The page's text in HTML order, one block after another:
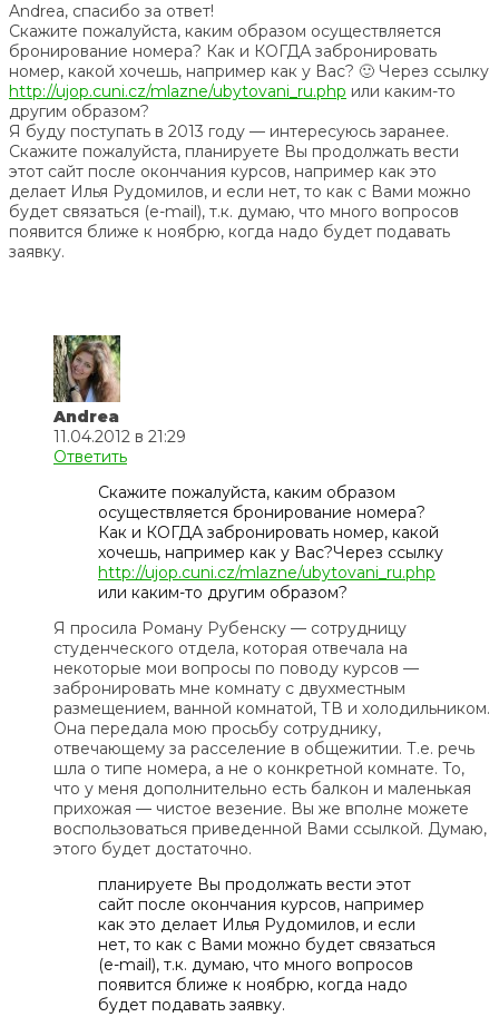
Andrea, спасибо за ответ!
Скажите пожалуйста, каким образом осуществляется
бронирование номера? Как и КОГДА забронировать
номер, какой хочешь, например как у Вас? 🙂 Через ссылку
http://ujop.cuni.cz/mlazne/ubytovani_ru.php или каким-то
другим образом?
Я буду поступать в 2013 году — интересуюсь заранее.
Скажите пожалуйста, планируете Вы продолжать вести
этот сайт после окончания курсов, например как это
делает Илья Рудомилов, и если нет, то как с Вами можно
будет связаться (e-mail), т.к. думаю, что много вопросов
появится ближе к ноябрю, когда надо будет подавать
заявку.
Andrea
11.04.2012 в 21:29
Ответить
Скажите пожалуйста, каким образом
осуществляется бронирование номера?
Как и КОГДА забронировать номер, какой
хочешь, например как у Вас?Через ссылку
http://ujop.cuni.cz/mlazne/ubytovani_ru.php
или каким-то другим образом?
Я просила Роману Рубенску — сотрудницу
студенческого отдела, которая отвечала на
некоторые мои вопросы по поводу курсов —
забронировать мне комнату с двухместным
размещением, ванной комнатой, ТВ и холодильником.
Она передала мою просьбу сотруднику,
отвечающему за расселение в общежитии. Т.е. речь
шла о типе номера, а не о конкретной комнате. То,
что у меня дополнительно есть балкон и маленькая
прихожая — чистое везение. Вы же вполне можете
воспользоваться приведенной Вами ссылкой. Думаю,
этого будет достаточно.
планируете Вы продолжать вести этот
сайт после окончания курсов, например
как это делает Илья Рудомилов, и если
нет, то как с Вами можно будет связаться
(e-mail), т.к. думаю, что много вопросов
появится ближе к ноябрю, когда надо
будет подавать заявку.